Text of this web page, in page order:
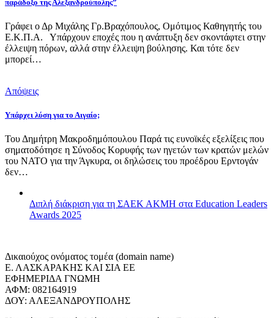
παράδοξο της Αλεξανδρούπολης”
Γράφει ο Δρ Μιχάλης Γρ.Βραχόπουλος, Ομότιμος Καθηγητής του
Ε.Κ.Π.Α. Υπάρχουν εποχές που η ανάπτυξη δεν σκοντάφτει στην
έλλειψη πόρων, αλλά στην έλλειψη βούλησης. Και τότε δεν
μπορεί…
Απόψεις
Υπάρχει λύση για το Αιγαίο;
Του Δημήτρη Μακροδημόπουλου Παρά τις ευνοϊκές εξελίξεις που
σηματοδότησε η Σύνοδος Κορυφής των ηγετών των κρατών μελών
του ΝΑΤΟ για την Άγκυρα, οι δηλώσεις του προέδρου Ερντογάν
δεν…
Διπλή διάκριση για τη ΣΑΕΚ ΑΚΜΗ στα Education Leaders
Awards 2025
Δικαιούχος ονόματος τομέα (domain name)
Ε. ΛΑΣΚΑΡΑΚΗΣ ΚΑΙ ΣΙΑ ΕΕ
ΕΦΗΜΕΡΙΔΑ ΓΝΩΜΗ
ΑΦΜ: 082164919
ΔΟΥ: ΑΛΕΞΑΝΔΡΟΥΠΟΛΗΣ